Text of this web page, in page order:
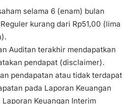
selama 6 (enam) bulan
kurang dari Rp51,00 (lima
Auditan terakhir mendapatkan
pendapat (disclaimer).
pendapatan atau tidak terdapat
pada Laporan Keuangan
Keuangan Interim